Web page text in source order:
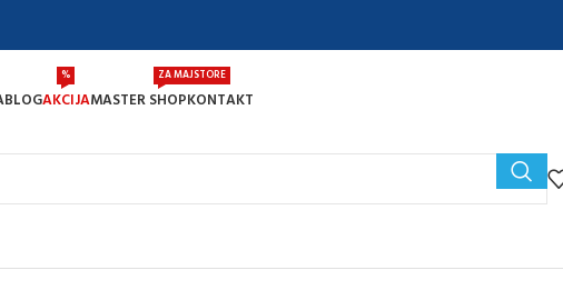
BLOGAKCIJA
%
MASTER SHOP
ZA MAJSTORE
KONTAKT